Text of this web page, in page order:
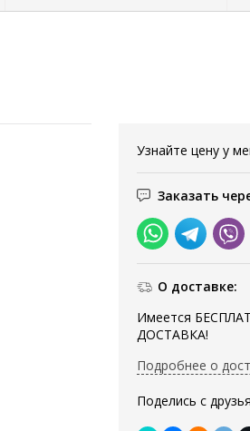
Узнайте цену у
Заказать
О доставке:
Имеется
ДОСТАВКА!
Подробнее о
Поделись с